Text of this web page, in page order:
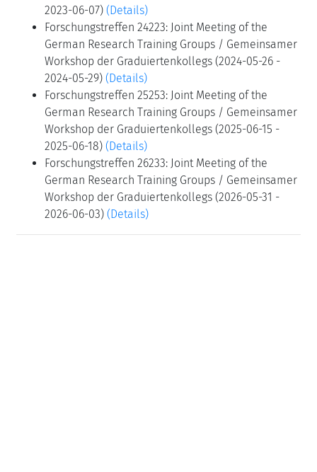
2023-06-07) (Details)
Forschungstreffen 24223: Joint Meeting of the
German Research Training Groups / Gemeinsamer
Workshop der Graduiertenkollegs (2024-05-26 -
2024-05-29) (Details)
Forschungstreffen 25253: Joint Meeting of the
German Research Training Groups / Gemeinsamer
Workshop der Graduiertenkollegs (2025-06-15 -
2025-06-18) (Details)
Forschungstreffen 26233: Joint Meeting of the
German Research Training Groups / Gemeinsamer
Workshop der Graduiertenkollegs (2026-05-31 -
2026-06-03) (Details)